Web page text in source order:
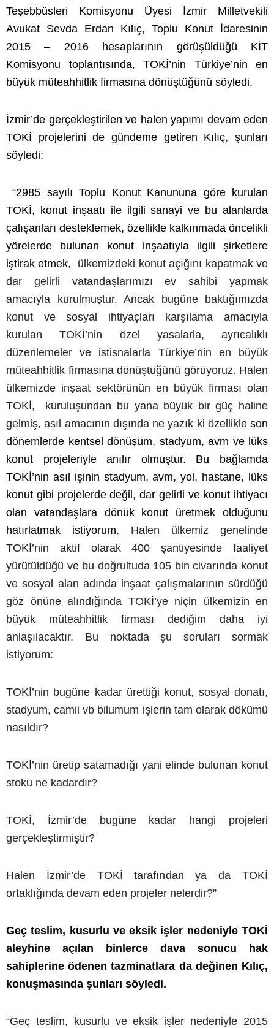
Teşebbüsleri Komisyonu Üyesi İzmir Milletvekili
Avukat Sevda Erdan Kılıç, Toplu Konut İdaresinin
2015 – 2016 hesaplarının görüşüldüğü KİT
Komisyonu toplantısında, TOKİ’nin Türkiye’nin en
büyük müteahhitlik firmasına dönüştüğünü söyledi.
İzmir’de gerçekleştirilen ve halen yapımı devam eden
TOKİ projelerini de gündeme getiren Kılıç, şunları
söyledi:
“2985 sayılı Toplu Konut Kanununa göre kurulan
TOKİ, konut inşaatı ile ilgili sanayi ve bu alanlarda
çalışanları desteklemek, özellikle kalkınmada öncelikli
yörelerde bulunan konut inşaatıyla ilgili şirketlere
iştirak etmek, ülkemizdeki konut açığını kapatmak ve
dar gelirli vatandaşlarımızı ev sahibi yapmak
amacıyla kurulmuştur. Ancak bugüne baktığımızda
konut ve sosyal ihtiyaçları karşılama amacıyla
kurulan TOKİ’nin özel yasalarla, ayrıcalıklı
düzenlemeler ve istisnalarla Türkiye’nin en büyük
müteahhitlik firmasına dönüştüğünü görüyoruz. Halen
ülkemizde inşaat sektörünün en büyük firması olan
TOKİ, kuruluşundan bu yana büyük bir güç haline
gelmiş, asıl amacının dışında ne yazık ki özellikle son
dönemlerde kentsel dönüşüm, stadyum, avm ve lüks
konut projeleriyle anılır olmuştur.
Bu bağlamda
TOKİ’nin asıl işinin stadyum, avm, yol, hastane, lüks
konut gibi projelerde değil, dar gelirli ve konut ihtiyacı
olan vatandaşlara dönük konut üretmek olduğunu
hatırlatmak istiyorum. Halen ülkemiz genelinde
TOKİ’nin aktif olarak 400 şantiyesinde faaliyet
yürütüldüğü ve bu doğrultuda 105 bin civarında konut
ve sosyal alan adında inşaat çalışmalarının sürdüğü
göz önüne alındığında TOKİ’ye niçin ülkemizin en
büyük müteahhitlik firması dediğim daha iyi
anlaşılacaktır. Bu noktada şu soruları sormak
istiyorum:
TOKİ’nin bugüne kadar ürettiği konut, sosyal donatı,
stadyum, camii vb bilumum işlerin tam olarak dökümü
nasıldır?
TOKİ’nin üretip satamadığı yani elinde bulunan konut
stoku ne kadardır?
TOKİ, İzmir’de bugüne kadar hangi projeleri
gerçekleştirmiştir?
Halen İzmir’de TOKİ tarafından ya da TOKİ
ortaklığında devam eden projeler nelerdir?”
Geç teslim, kusurlu ve eksik işler nedeniyle TOKİ
aleyhine açılan binlerce dava sonucu hak
sahiplerine ödenen tazminatlara da değinen Kılıç,
konuşmasında şunları söyledi.
“Geç teslim, kusurlu ve eksik işler nedeniyle 2015